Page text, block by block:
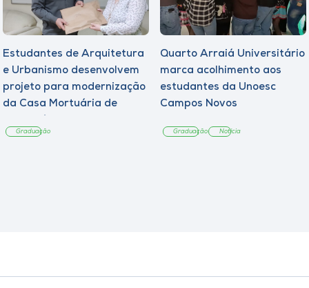
Estudantes de Arquitetura
e Urbanismo desenvolvem
projeto para modernização
da Casa Mortuária de
Graduação
Quarto Arraiá Universitário
marca acolhimento aos
estudantes da Unoesc
Campos Novos
Graduação Notícia